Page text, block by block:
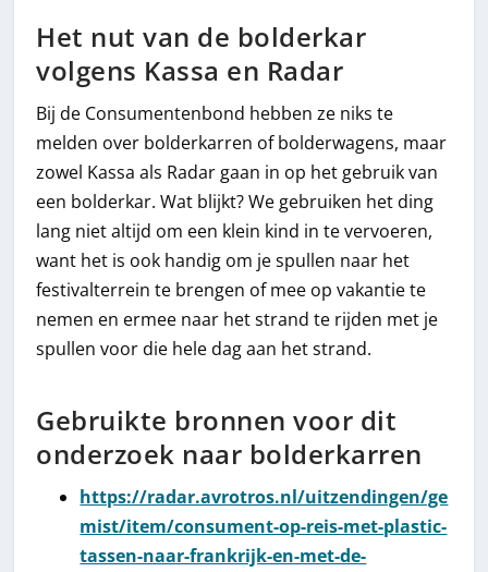
Het nut van de bolderkar
volgens Kassa en Radar
Bij de Consumentenbond hebben ze niks te
melden over bolderkarren of bolderwagens, maar
zowel Kassa als Radar gaan in op het gebruik van
een bolderkar. Wat blijkt? We gebruiken het ding
lang niet altijd om een klein kind in te vervoeren,
want het is ook handig om je spullen naar het
festivalterrein te brengen of mee op vakantie te
nemen en ermee naar het strand te rijden met je
spullen voor die hele dag aan het strand.
Gebruikte bronnen voor dit
onderzoek naar bolderkarren
https://radar.avrotros.nl/uitzendingen/ge
mist/item/consument-op-reis-met-plastic-
tassen-naar-frankrijk-en-met-de-